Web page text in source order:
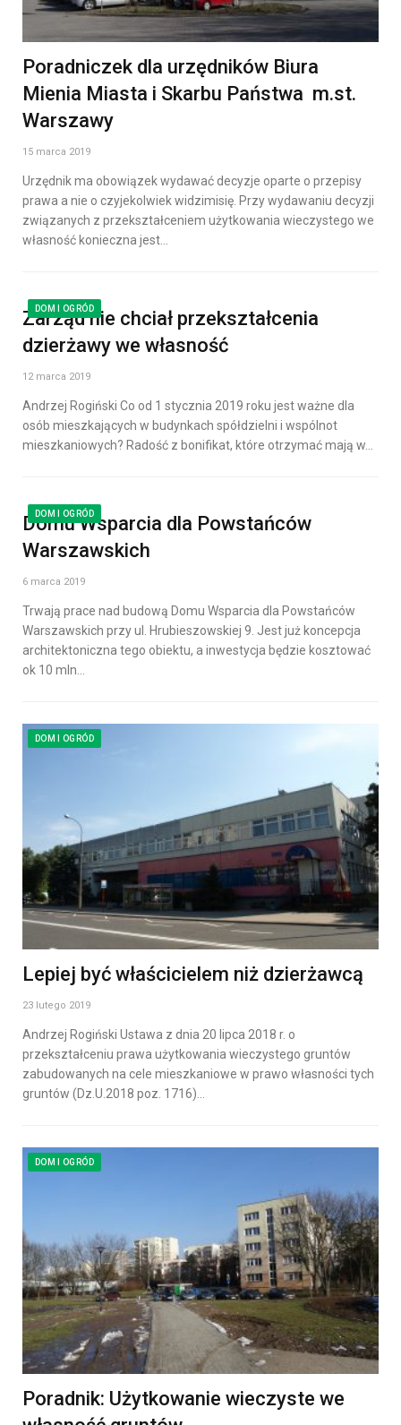
Poradniczek dla urzędników Biura
Mienia Miasta i Skarbu Państwa m.st.
Warszawy
15 marca 2019
Urzędnik ma obowiązek wydawać decyzje oparte o przepisy
prawa a nie o czyjekolwiek widzimisię. Przy wydawaniu decyzji
związanych z przekształceniem użytkowania wieczystego we
własność konieczna jest…
DOM I OGRÓD
Zarząd nie chciał przekształcenia
dzierżawy we własność
12 marca 2019
Andrzej Rogiński Co od 1 stycznia 2019 roku jest ważne dla
osób mieszkających w budynkach spółdzielni i wspólnot
mieszkaniowych? Radość z bonifikat, które otrzymać mają w…
DOM I OGRÓD
Domu Wsparcia dla Powstańców
Warszawskich
6 marca 2019
Trwają prace nad budową Domu Wsparcia dla Powstańców
Warszawskich przy ul. Hrubieszowskiej 9. Jest już koncepcja
architektoniczna tego obiektu, a inwestycja będzie kosztować
ok 10 mln…
DOM I OGRÓD
Lepiej być właścicielem niż dzierżawcą
23 lutego 2019
Andrzej Rogiński Ustawa z dnia 20 lipca 2018 r. o
przekształceniu prawa użytkowania wieczystego gruntów
zabudowanych na cele mieszkaniowe w prawo własności tych
gruntów (Dz.U.2018 poz. 1716)…
DOM I OGRÓD
Poradnik: Użytkowanie wieczyste we